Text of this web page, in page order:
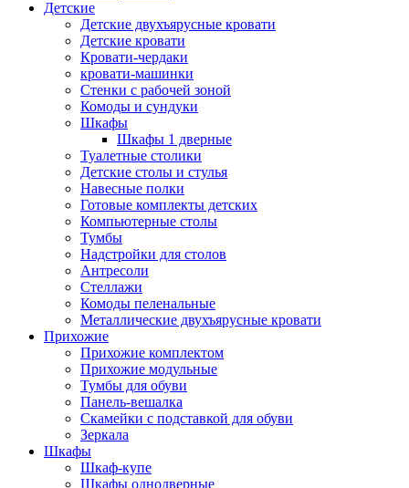
Детские
Детские двухъярусные кровати
Детские кровати
Кровати-чердаки
кровати-машинки
Стенки с рабочей зоной
Комоды и сундуки
Шкафы
Шкафы 1 дверные
Туалетные столики
Детские столы и стулья
Навесные полки
Готовые комплекты детских
Компьютерные столы
Тумбы
Надстройки для столов
Антресоли
Стеллажи
Комоды пеленальные
Металлические двухъярусные кровати
Прихожие
Прихожие комплектом
Прихожие модульные
Тумбы для обуви
Панель-вешалка
Скамейки с подставкой для обуви
Зеркала
Шкафы
Шкаф-купе
Шкафы однодверные